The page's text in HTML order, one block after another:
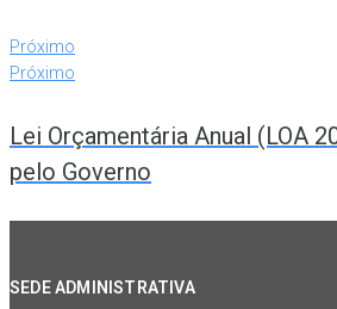
Próximo
Próximo
Lei Orçamentária Anual (LOA
pelo Governo
SEDE ADMINISTRATIVA